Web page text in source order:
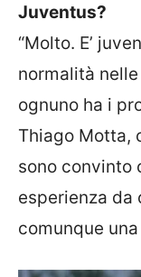
Juventus?
“Molto. E’
normalità
ognuno ha i
Thiago Motta,
sono convinto
esperienza da
comunque